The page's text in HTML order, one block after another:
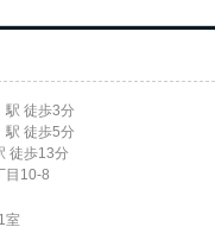
駅 徒歩3分
駅 徒歩5分
徒歩13分
目10-8
1室